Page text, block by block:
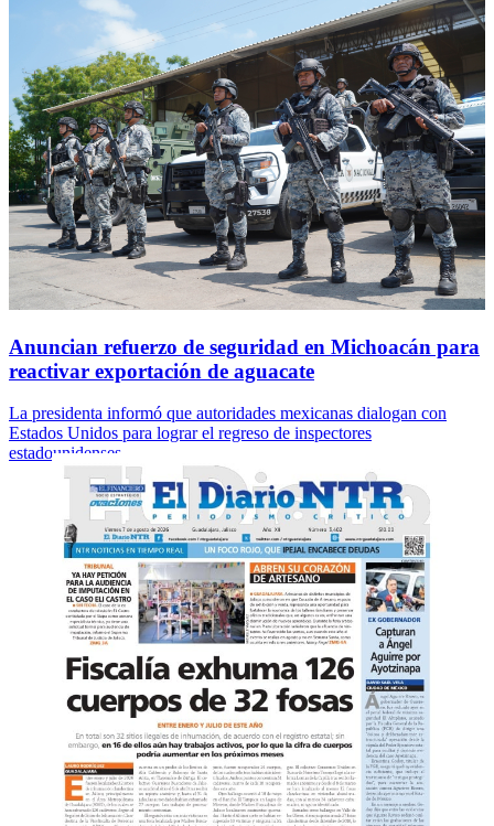
Anuncian refuerzo de seguridad en Michoacán para
reactivar exportación de aguacate
La presidenta informó que autoridades mexicanas dialogan con
Estados Unidos para lograr el regreso de inspectores
estadounidenses